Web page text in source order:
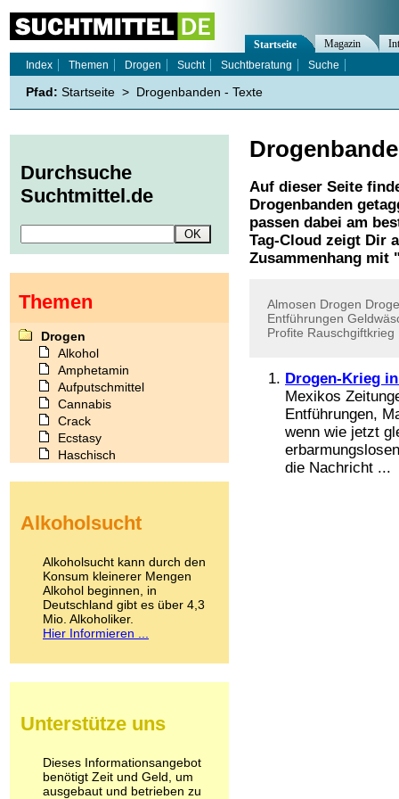
Auf dieser Seite
Drogenbanden
passen dabei am
Tag-Cloud zeigt Dir
Zusammenhang mit
Almosen Drogen
Entführungen
Profite Rauschgiftkrieg
Drogen-Krieg
Mexikos
Entführungen,
wenn wie jetzt
die Nachricht ...
Startseite Magazin
Index
Themen Drogen Sucht Suchtberatung Suche
Pfad: Startseite > Drogenbanden - Texte
Durchsuche
Suchtmittel.de
Themen
Drogen
Alkohol
Amphetamin
Aufputschmittel
Cannabis
Crack
Ecstasy
Haschisch
Kokain
LSD
Marihuana
Medikamente
Meskalin
Metamphetamin
Methadon
Pilze
Psychopharmaka
Schlafmittel
Schmerzmittel
Alkoholsucht
Alkoholsucht kann durch den
Konsum kleinerer Mengen
Alkohol beginnen, in
Deutschland gibt es über 4,3
Mio. Alkoholiker.
Hier Informieren ...
Unterstütze uns
Dieses Informationsangebot
benötigt Zeit und Geld, um
ausgebaut und betrieben zu